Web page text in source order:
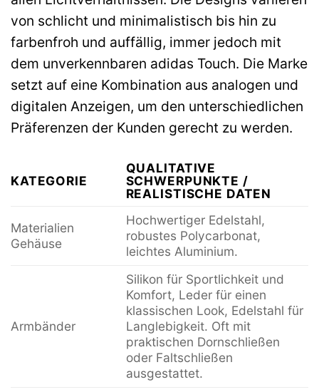
von schlicht und minimalistisch bis hin zu
farbenfroh und auffällig, immer jedoch mit
dem unverkennbaren adidas Touch. Die Marke
setzt auf eine Kombination aus analogen und
digitalen Anzeigen, um den unterschiedlichen
Präferenzen der Kunden gerecht zu werden.
KATEGORIE
QUALITATIVE
SCHWERPUNKTE /
REALISTISCHE DATEN
Materialien
Gehäuse
Hochwertiger Edelstahl,
robustes Polycarbonat,
leichtes Aluminium.
Armbänder
Silikon für Sportlichkeit und
Komfort, Leder für einen
klassischen Look, Edelstahl für
Langlebigkeit. Oft mit
praktischen Dornschließen
oder Faltschließen
ausgestattet.